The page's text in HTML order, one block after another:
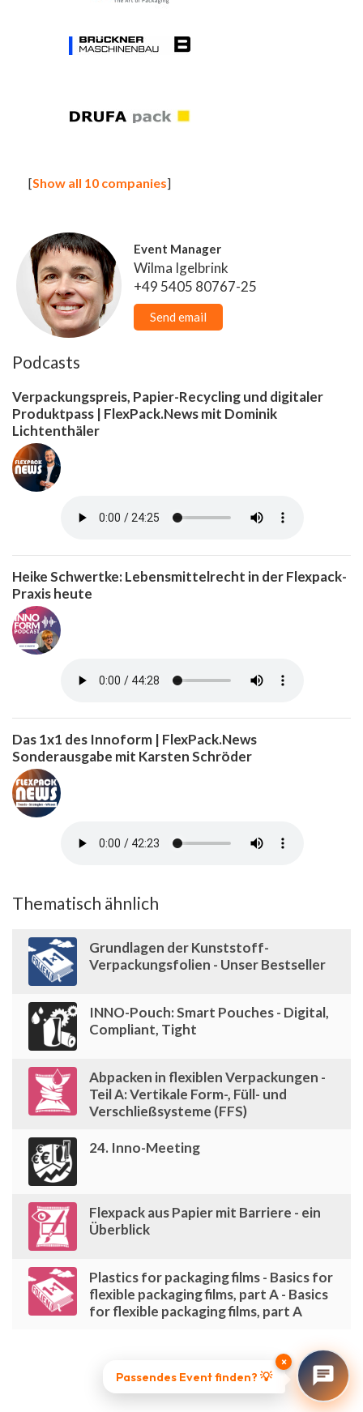
[Show all 10 companies]
Event Manager
Wilma Igelbrink
+49 5405 80767-25
Send email
Podcasts
Verpackungspreis, Papier-Recycling und digitaler
Produktpass | FlexPack.News mit Dominik
Lichtenthäler
Heike Schwertke: Lebensmittelrecht in der Flexpack-
Praxis heute
Das 1x1 des Innoform | FlexPack.News
Sonderausgabe mit Karsten Schröder
Thematisch ähnlich
Grundlagen der Kunststoff-
Verpackungsfolien - Unser Bestseller
INNO-Pouch: Smart Pouches - Digital,
Compliant, Tight
Abpacken in flexiblen Verpackungen -
Teil A: Vertikale Form-, Füll- und
Verschließsysteme (FFS)
24. Inno-Meeting
Flexpack aus Papier mit Barriere - ein
Überblick
Plastics for packaging films - Basics for
flexible packaging films, part A - Basics
for flexible packaging films, part A
×
Passendes Event finden? 💡